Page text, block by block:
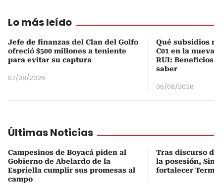
Lo más leído
Jefe de finanzas del Clan del Golfo
ofreció $500 millones a teniente
para evitar su captura
07/08/2026
Qué subsidios
C01 en la nueva
RUI: Beneficios
saber
06/08/2026
Últimas Noticias
Campesinos de Boyacá piden al
Gobierno de Abelardo de la
Espriella cumplir sus promesas al
campo
Tras discurso
la posesión,
fortalecer